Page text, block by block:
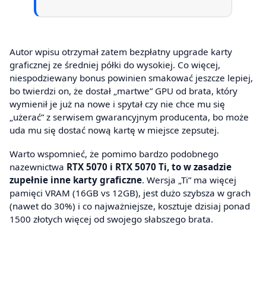
Autor wpisu otrzymał zatem bezpłatny upgrade karty
graficznej ze średniej półki do wysokiej. Co więcej,
niespodziewany bonus powinien smakować jeszcze lepiej,
bo twierdzi on, że dostał „martwe” GPU od brata, który
wymienił je już na nowe i spytał czy nie chce mu się
„użerać” z serwisem gwarancyjnym producenta, bo może
uda mu się dostać nową kartę w miejsce zepsutej.
Warto wspomnieć, że pomimo bardzo podobnego
nazewnictwa RTX 5070 i RTX 5070 Ti, to w zasadzie
zupełnie inne karty graficzne. Wersja „Ti” ma więcej
pamięci VRAM (16GB vs 12GB), jest dużo szybsza w grach
(nawet do 30%) i co najważniejsze, kosztuje dzisiaj ponad
1500 złotych więcej od swojego słabszego brata.